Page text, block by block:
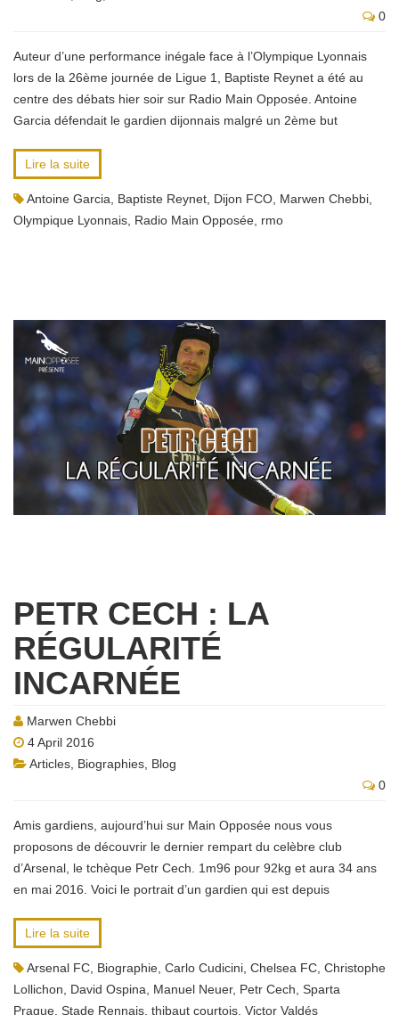
0
Auteur d’une performance inégale face à l’Olympique Lyonnais
lors de la 26ème journée de Ligue 1, Baptiste Reynet a été au
centre des débats hier soir sur Radio Main Opposée. Antoine
Garcia défendait le gardien dijonnais malgré un 2ème but
Lire la suite
Antoine Garcia Baptiste Reynet Dijon FCO Marwen Chebbi
Olympique Lyonnais Radio Main Opposée rmo
PETR CECH : LA
RÉGULARITÉ
INCARNÉE
Marwen Chebbi
4 April 2016
Articles Biographies Blog
0
Amis gardiens, aujourd’hui sur Main Opposée nous vous
proposons de découvrir le dernier rempart du celèbre club
d’Arsenal, le tchèque Petr Cech. 1m96 pour 92kg et aura 34 ans
en mai 2016. Voici le portrait d’un gardien qui est depuis
Lire la suite
Arsenal FC Biographie Carlo Cudicini Chelsea FC Christophe
Lollichon
David Ospina Manuel Neuer, Petr Cech Sparta
Prague Stade Rennais thibaut courtois Victor Valdés